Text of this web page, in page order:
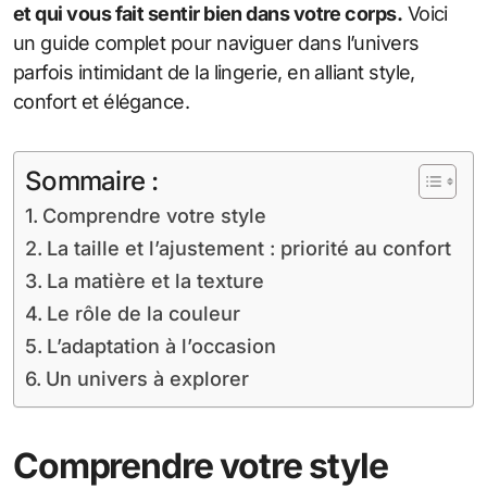
et qui vous fait sentir bien dans votre corps. Voici
un guide complet pour naviguer dans l’univers
parfois intimidant de la lingerie, en alliant style,
confort et élégance.
Sommaire :
Comprendre votre style
La taille et l’ajustement : priorité au confort
La matière et la texture
Le rôle de la couleur
L’adaptation à l’occasion
Un univers à explorer
Comprendre votre style